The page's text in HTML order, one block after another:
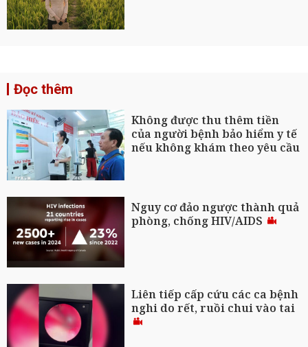
Đọc thêm
Không được thu thêm tiền
của người bệnh bảo hiểm y tế
nếu không khám theo yêu cầu
Nguy cơ đảo ngược thành quả
phòng, chống HIV/AIDS
Liên tiếp cấp cứu các ca bệnh
nghi do rết, ruồi chui vào tai